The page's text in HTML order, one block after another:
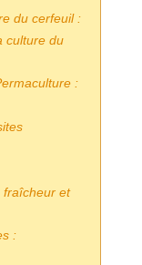
du cerfeuil :
culture du
:
fraîcheur et
: